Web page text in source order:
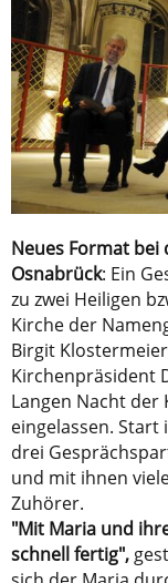
Neues Format bei
Osnabrück: Ein
zu zwei Heiligen
Kirche der
Birgit
Kirchenpräsident
Langen Nacht der
eingelassen. Start
drei
und mit ihnen
Zuhörer.
"Mit Maria und
schnell fertig",